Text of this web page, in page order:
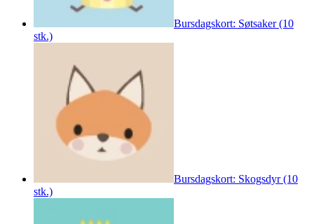
Bursdagskort: Søtsaker (10
stk.)
Bursdagskort: Skogsdyr (10
stk.)